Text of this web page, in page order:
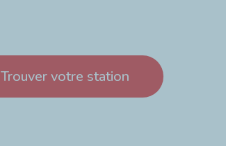
Trouver votre station